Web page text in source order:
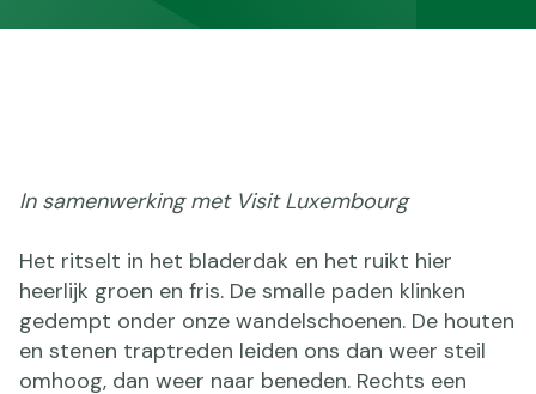
In samenwerking met Visit Luxembourg
Het ritselt in het bladerdak en het ruikt hier
heerlijk groen en fris. De smalle paden klinken
gedempt onder onze wandelschoenen. De houten
en stenen traptreden leiden ons dan weer steil
omhoog, dan weer naar beneden. Rechts een